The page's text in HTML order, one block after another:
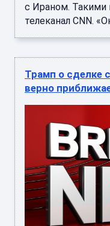
с Ираном. Такими
телеканал CNN.
Трамп о сделке
верно